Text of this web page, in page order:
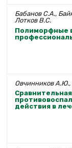
Бабанов С.А.,
Лотков В.С.
Полиморфные
Овчинников
действия в